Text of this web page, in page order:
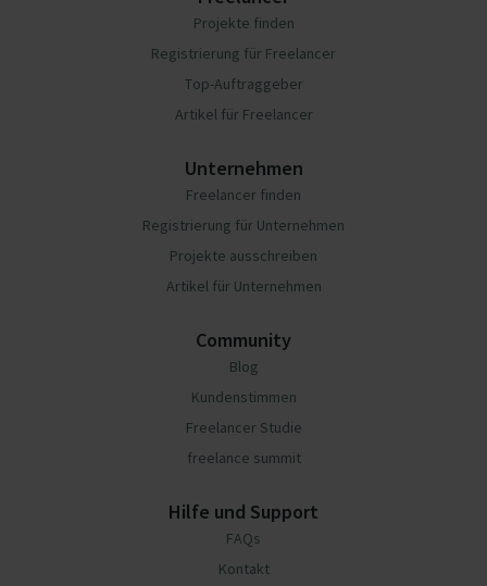
Projekte finden
Registrierung für Freelancer
Top-Auftraggeber
Artikel für Freelancer
Unternehmen
Freelancer finden
Registrierung für Unternehmen
Projekte ausschreiben
Artikel für Unternehmen
Community
Blog
Kundenstimmen
Freelancer Studie
freelance summit
Hilfe und Support
FAQs
Kontakt